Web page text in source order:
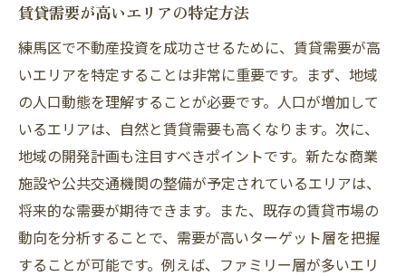
賃貸需要が高いエリアの特定方法
練馬区で不動産投資を成功させるために、賃貸需要が高
いエリアを特定することは非常に重要です。まず、地域
の人口動態を理解することが必要です。人口が増加して
いるエリアは、自然と賃貸需要も高くなります。次に、
地域の開発計画も注目すべきポイントです。新たな商業
施設や公共交通機関の整備が予定されているエリアは、
将来的な需要が期待できます。また、既存の賃貸市場の
動向を分析することで、需要が高いターゲット層を把握
することが可能です。例えば、ファミリー層が多いエリ